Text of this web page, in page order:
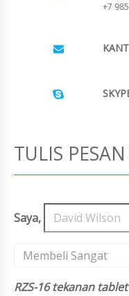
+7
TULIS
Saya,
Membeli Sangat
RZS-16 tekanan